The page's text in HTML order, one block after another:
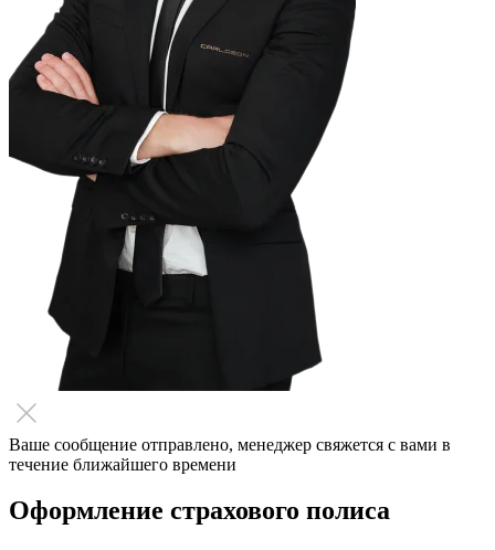
Ваше сообщение отправлено, менеджер свяжется с вами в
течение ближайшего времени
Оформление страхового полиса